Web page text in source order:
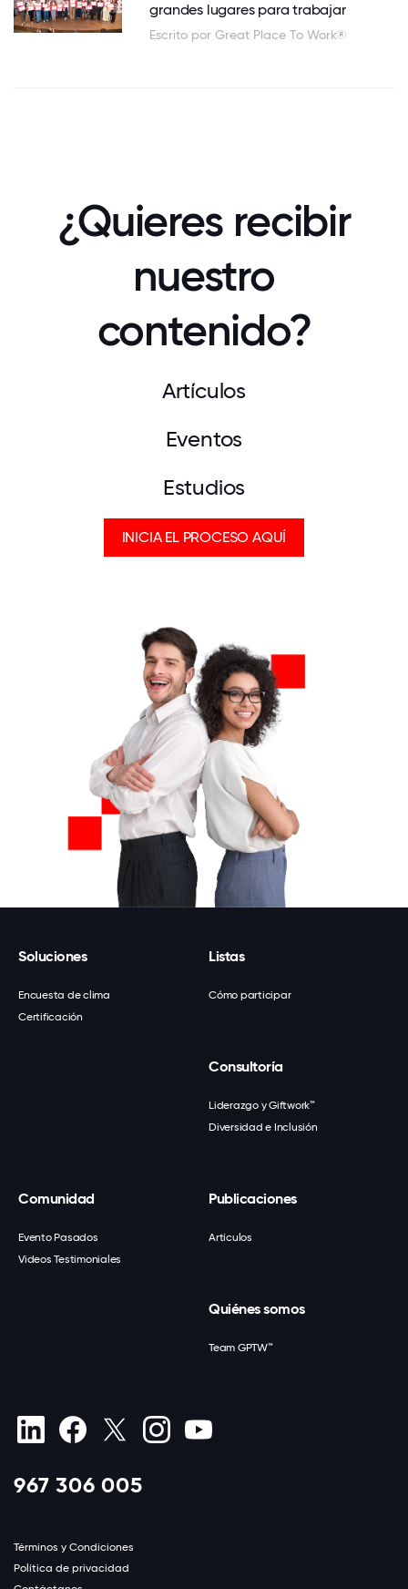
grandes lugares para trabajar
Escrito por Great Place To Work®
¿Quieres recibir
nuestro
contenido?
Artículos
Eventos
Estudios
INICIA EL PROCESO AQUÍ
Soluciones
Encuesta de clima
Certificación
Listas
Cómo participar
Consultoría
Liderazgo y Giftwork™
Diversidad e Inclusión
Comunidad
Evento Pasados
Videos Testimoniales
Publicaciones
Artículos
Quiénes somos
Team GPTW™
967 306 005
Términos y Condiciones
Política de privacidad